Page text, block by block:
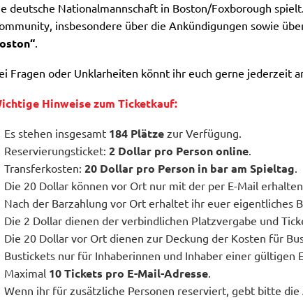
deutsche Nationalmannschaft in Boston/Foxborough
insbesondere über die Ankündigungen sowie
.
Fragen oder Unklarheiten könnt ihr euch gerne jederzeit
Hinweise zum Ticketkauf:
Es stehen insgesamt 184 Plätze zur Verfügung.
Reservierungsticket: 2 Dollar pro Person online.
Transferkosten: 20 Dollar pro Person in bar am Spieltag.
Die 20 Dollar können vor Ort nur mit der per E-Mail
Nach der Barzahlung vor Ort erhaltet ihr euer eigentliches
Die 2 Dollar dienen der verbindlichen Platzvergabe und
Die 20 Dollar vor Ort dienen zur Deckung der Kosten für
Bustickets nur für Inhaberinnen und Inhaber einer gültigen
Maximal 10 Tickets pro E-Mail-Adresse.
Wenn ihr für zusätzliche Personen reserviert, gebt bitte die